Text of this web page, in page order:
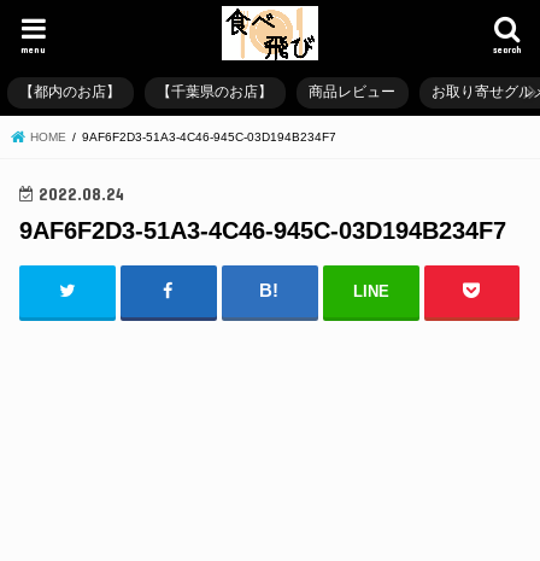
search
menu
【都内のお店】 【千葉県のお店】 商品レビュー お取り寄せグル
HOME 9AF6F2D3-51A3-4C46-945C-03D194B234F7
2022.08.24
9AF6F2D3-51A3-4C46-945C-03D194B234F7
LINE